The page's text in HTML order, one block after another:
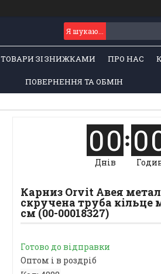
ТОВАРИ ЗІ ЗНИЖКАМИ ПРО НАС
ПОВЕРНЕННЯ ТА ОБМІН
00
Днів
0
Карниз Orvit Авея
скручена труба кільце
см (00-00018327)
Готово до відправки
Оптом і в роздріб